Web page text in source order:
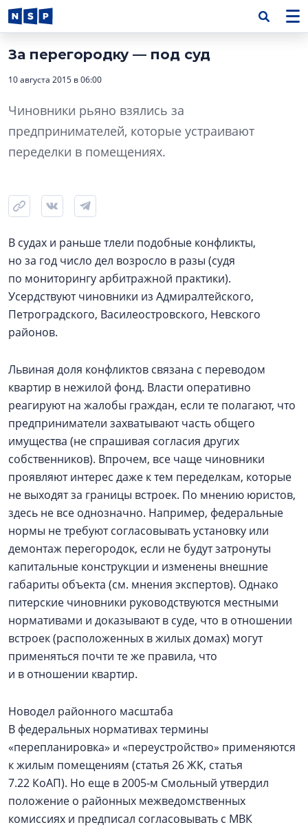
За перегородку — под суд
10 августа 2015 в 06:00
Чиновники рьяно взялись за
предпринимателей, которые устраивают
переделки в помещениях.
В судах и раньше тлели подобные конфликты,
но за год число дел возросло в разы (судя
по мониторингу арбитражной практики).
Усердствуют чиновники из Адмиралтейского,
Петроградского, Василеостровского, Невского
районов.
Львиная доля конфликтов связана с переводом
квартир в нежилой фонд. Власти оперативно
реагируют на жалобы граждан, если те полагают, что
предприниматели захватывают часть общего
имущества (не спрашивая согласия других
собственников). Впрочем, все чаще чиновники
проявляют интерес даже к тем переделкам, которые
не выходят за границы встроек. По мнению юристов,
здесь не все однозначно. Например, федеральные
нормы не требуют согласовывать установку или
демонтаж перегородок, если не будут затронуты
капитальные конструкции и изменены внешние
габариты объекта (см. мнения экспертов). Однако
питерские чиновники руководствуются местными
нормативами и доказывают в суде, что в отношении
встроек (расположенных в жилых домах) могут
применяться почти те же правила, что
и в отношении квартир.
Новодел районного масштаба
В федеральных нормативах термины
«перепланировка» и «переустройство» применяются
к жилым помещениям (статья 26 ЖК, статья
7.22 КоАП). Но еще в 2005‑м Смольный утвердил
положение о районных межведомственных
комиссиях и предписал согласовывать с МВК